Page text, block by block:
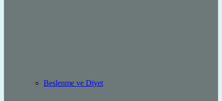
Beslenme ve Diyet